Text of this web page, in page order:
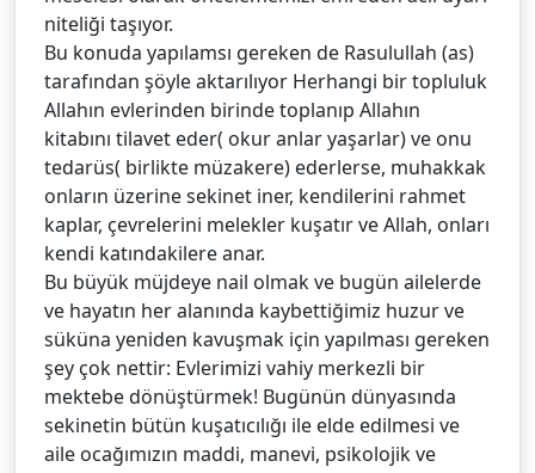
niteliği taşıyor.
Bu konuda yapılamsı gereken de Rasulullah (as)
tarafından şöyle aktarılıyor Herhangi bir topluluk
Allahın evlerinden birinde toplanıp Allahın
kitabını tilavet eder( okur anlar yaşarlar) ve onu
tedarüs( birlikte müzakere) ederlerse, muhakkak
onların üzerine sekinet iner, kendilerini rahmet
kaplar, çevrelerini melekler kuşatır ve Allah, onları
kendi katındakilere anar.
Bu büyük müjdeye nail olmak ve bugün ailelerde
ve hayatın her alanında kaybettiğimiz huzur ve
süküna yeniden kavuşmak için yapılması gereken
şey çok nettir: Evlerimizi vahiy merkezli bir
mektebe dönüştürmek! Bugünün dünyasında
sekinetin bütün kuşatıcılığı ile elde edilmesi ve
aile ocağımızın maddi, manevi, psikolojik ve